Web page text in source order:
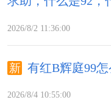
2026/8/2 11:36:00
有红B辉庭99
2026/8/4 10:55:00